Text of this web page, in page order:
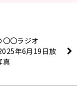
〇〇ラジオ
年6月19日放